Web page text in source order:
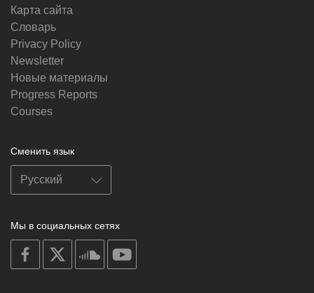
Карта сайта
Словарь
Privacy Policy
Newsletter
Новые материалы
Progress Reports
Courses
Сменить язык
Мы в социальных сетях
on
facebook
soundcloud